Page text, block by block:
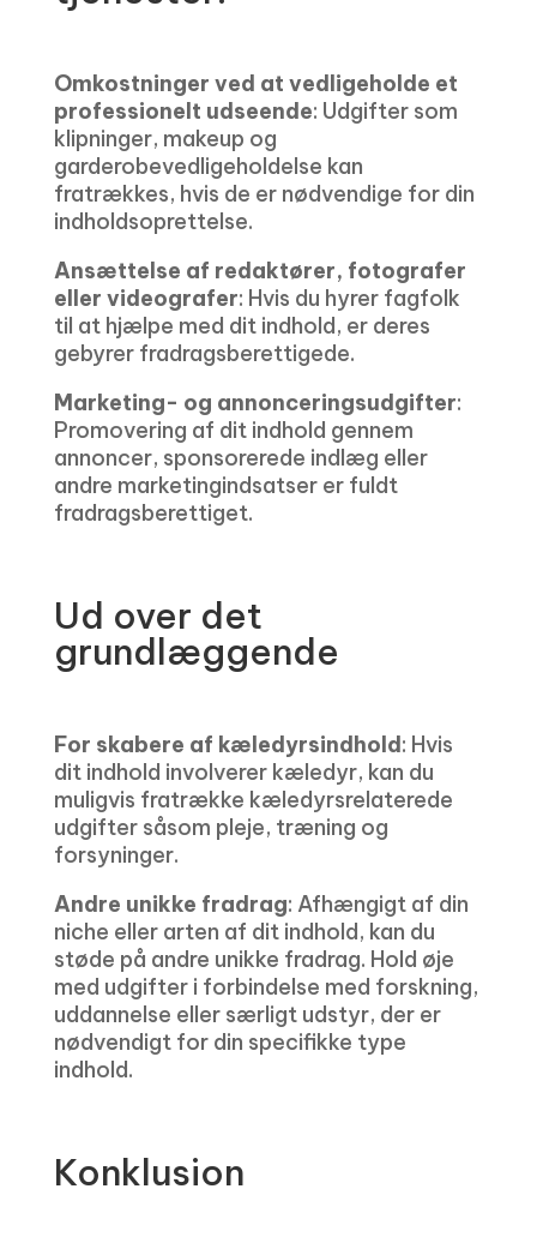
Omkostninger ved at vedligeholde et
professionelt udseende: Udgifter som
klipninger, makeup og
garderobevedligeholdelse kan
fratrækkes, hvis de er nødvendige for din
indholdsoprettelse.
Ansættelse af redaktører, fotografer
eller videografer: Hvis du hyrer fagfolk
til at hjælpe med dit indhold, er deres
gebyrer fradragsberettigede.
Marketing- og annonceringsudgifter:
Promovering af dit indhold gennem
annoncer, sponsorerede indlæg eller
andre marketingindsatser er fuldt
fradragsberettiget.
Ud over det
grundlæggende
For skabere af kæledyrsindhold: Hvis
dit indhold involverer kæledyr, kan du
muligvis fratrække kæledyrsrelaterede
udgifter såsom pleje, træning og
forsyninger.
Andre unikke fradrag: Afhængigt af din
niche eller arten af ​​dit indhold, kan du
støde på andre unikke fradrag. Hold øje
med udgifter i forbindelse med forskning,
uddannelse eller særligt udstyr, der er
nødvendigt for din specifikke type
indhold.
Konklusion